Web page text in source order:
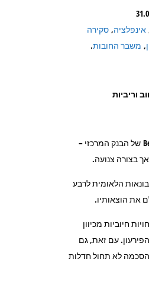
אינפלציה, סקירה
, משבר החובות.
וריביות
| ספר ה-Beige של הבנק המרכזי –
בצורה צנועה.
הלאומית לרבע
את הוצאותיו.
חיוביות מכיוון
עם זאת, גם
לא תחול חדלות